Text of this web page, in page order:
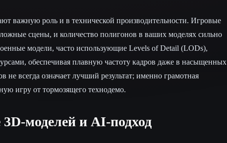
важную роль и в технической производительности. Игровые
сцены, и количество полигонов в ваших моделях сильно
модели, часто использующие Levels of Detail (LODs),
обеспечивая плавную частоту кадров даже в насыщенных
всегда означает лучший результат; именно грамотная
игру от тормозящего технодемо.
моделей и AI-подход